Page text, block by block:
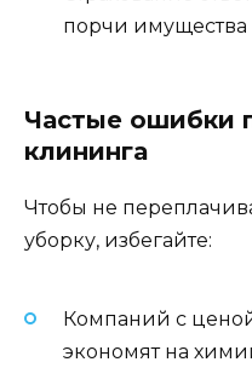
порчи имущества
Частые ошибки
клининга
Чтобы не
уборку, избегайте:
Компаний с
экономят на